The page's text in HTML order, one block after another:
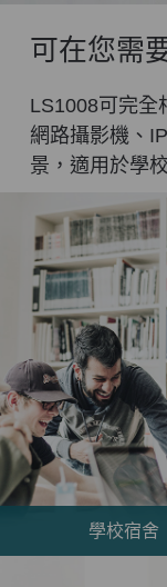
可在您需
LS1008可完全
網路攝影機、
景，適用於學
學校宿舍